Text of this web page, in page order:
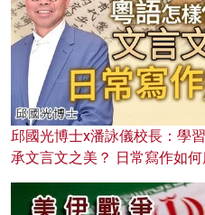
邱國光博士x潘詠儀校長：學
承文言文之美？ 日常寫作如何